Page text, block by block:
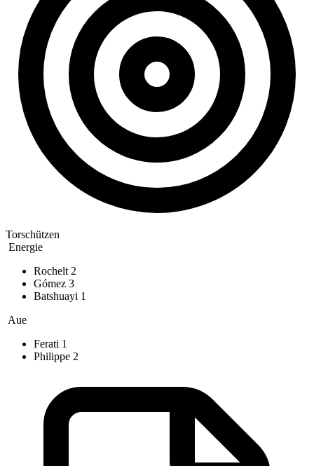
Torschützen
Energie
Rochelt 2
Gómez 3
Batshuayi 1
Aue
Ferati 1
Philippe 2